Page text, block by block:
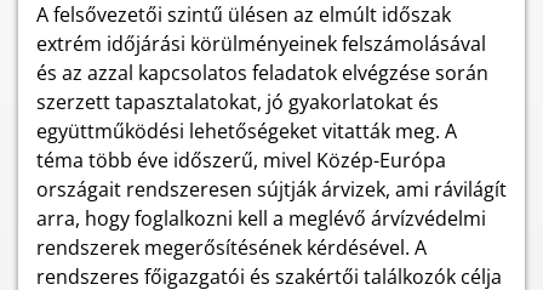
A felsővezetői szintű ülésen az elmúlt időszak
extrém időjárási körülményeinek felszámolásával
és az azzal kapcsolatos feladatok elvégzése során
szerzett tapasztalatokat, jó gyakorlatokat és
együttműködési lehetőségeket vitatták meg. A
téma több éve időszerű, mivel Közép-Európa
országait rendszeresen sújtják árvizek, ami rávilágít
arra, hogy foglalkozni kell a meglévő árvízvédelmi
rendszerek megerősítésének kérdésével. A
rendszeres főigazgatói és szakértői találkozók célja